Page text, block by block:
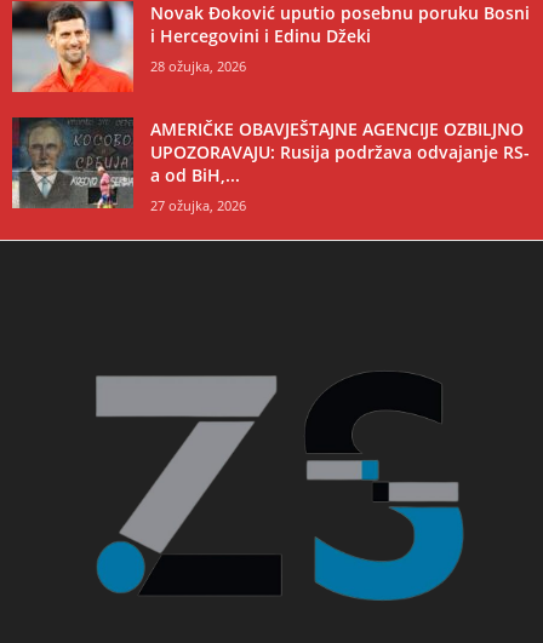
Novak Đoković uputio posebnu poruku Bosni
i Hercegovini i Edinu Džeki
28 ožujka, 2026
AMERIČKE OBAVJEŠTAJNE AGENCIJE OZBILJNO
UPOZORAVAJU: Rusija podržava odvajanje RS-
a od BiH,...
27 ožujka, 2026